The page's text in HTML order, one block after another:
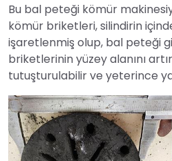
Bu bal peteği kömür
kömür briketleri, silindirin
işaretlenmiş olup, bal peteği
briketlerinin yüzey alanını
tutuşturulabilir ve yeterince